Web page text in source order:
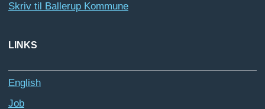
Skriv til Ballerup Kommune
LINKS
English
Job